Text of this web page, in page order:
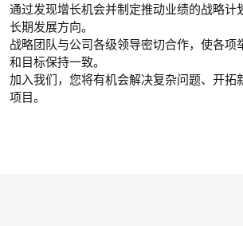
通过发现增长机会并制定推动业绩的战略计
长期发展方向。
战略团队与公司各级领导密切合作，使各项
和目标保持一致。
加入我们，您将有机会解决复杂问题、开拓
项目。